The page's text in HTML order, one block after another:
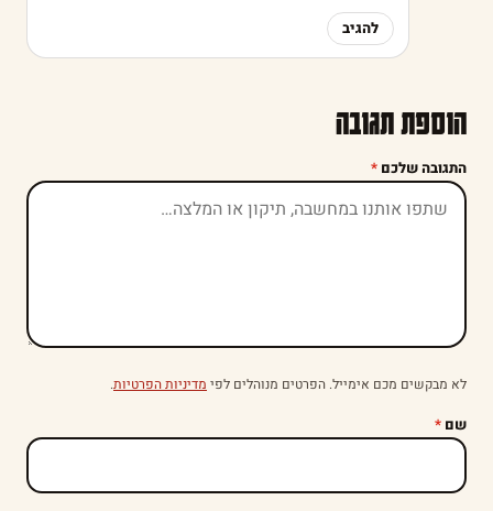
להגיב
הוספת תגובה
התגובה שלכם *
לא מבקשים מכם אימייל. הפרטים מנוהלים לפי מדיניות הפרטיות.
שם *